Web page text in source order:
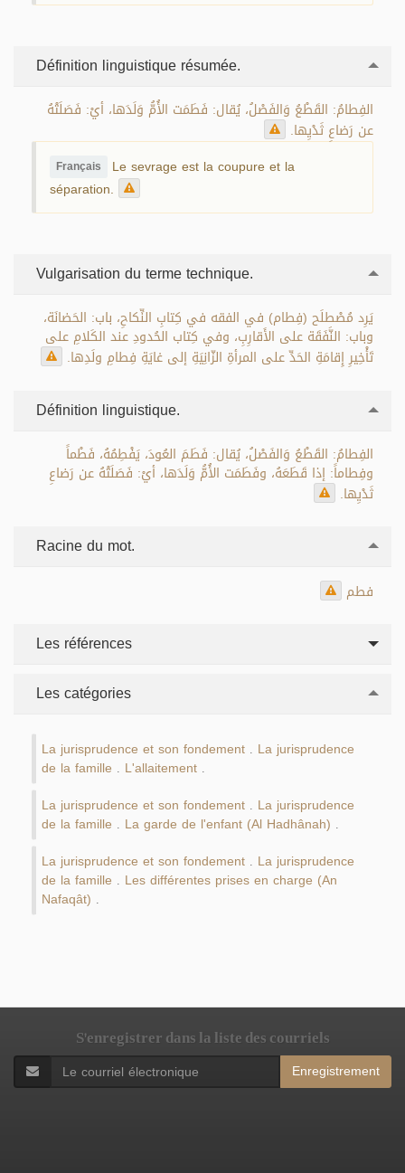
Définition linguistique résumée.
الفِطامُ: القَطْعُ وَالفَصْلُ، يُقال: فَطَمَت الأُمُّ وَلَدَها، أيْ: فَصَلَتْهُ
عن رَضاعِ ثَدْيِها.
Français
Le sevrage est la coupure et la
séparation.
Vulgarisation du terme technique.
يَرِد مُصْطلَح (فِطام) في الفقه في كِتابِ النِّكاحِ، باب: الحَضانَة،
وباب: النَّفَقَة على الأَقارِبِ، وفي كِتاب الحُدودِ عند الكَلامِ على
تَأْخِيرِ إِقامَةِ الحَدِّ على المرأةِ الزّانِيَةِ إلى غايَةِ فِطامِ ولَدِها.
Définition linguistique.
الفِطامُ: القَطْعُ وَالفَصْلُ، يُقال: فَطَمَ العُودَ، يَفْطِمُهُ، فَطْماً
وفِطاماً: إذا قَطَعَهُ، وفَطَمَت الأُمُّ وَلَدَها، أيْ: فَصَلَتْهُ عن رَضاعِ
ثَدْيِها.
Racine du mot.
فطم
Les références
Les catégories
La jurisprudence et son fondement La jurisprudence
de la famille L'allaitement
La jurisprudence et son fondement La jurisprudence
de la famille La garde de l'enfant (Al Hadhânah)
La jurisprudence et son fondement La jurisprudence
de la famille Les différentes prises en charge (An
Nafaqât)
S'enregistrer dans la liste des courriels
Enregistrement